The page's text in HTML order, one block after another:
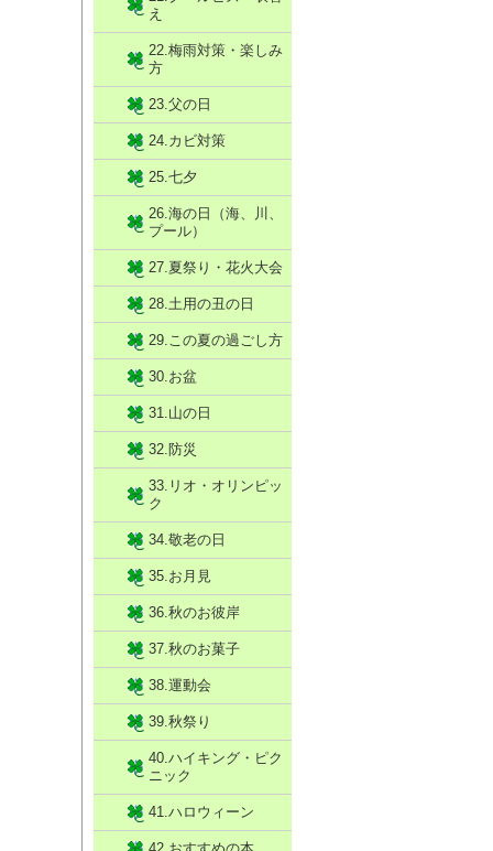
え
22.梅雨対策・楽しみ
方
23.父の日
24.カビ対策
25.七夕
26.海の日（海、川、
プール）
27.夏祭り・花火大会
28.土用の丑の日
29.この夏の過ごし方
30.お盆
31.山の日
32.防災
33.リオ・オリンピッ
ク
34.敬老の日
35.お月見
36.秋のお彼岸
37.秋のお菓子
38.運動会
39.秋祭り
40.ハイキング・ピク
ニック
41.ハロウィーン
42.おすすめの本